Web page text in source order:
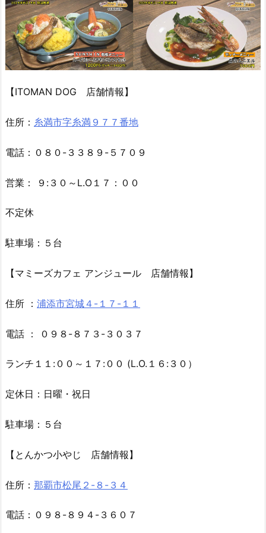
【ITOMAN DOG 店舗情報】
住所： 糸満市字糸満９７７番地
電話：０８０-３３８９-５７０９
営業： ９:３０～L.O１７：００
不定休
駐車場：５台
【マミーズカフェ アンジュール 店舗情報】
住所 ： 浦添市宮城４-１７-１１
電話 ： ０９８-８７３-３０３７
ランチ１１:００～１７:００ (L.O.１６:３０）
定休日：日曜・祝日
駐車場：５台
【とんかつ小やじ 店舗情報】
住所： 那覇市松尾２-８-３４
電話：０９８-８９４-３６０７